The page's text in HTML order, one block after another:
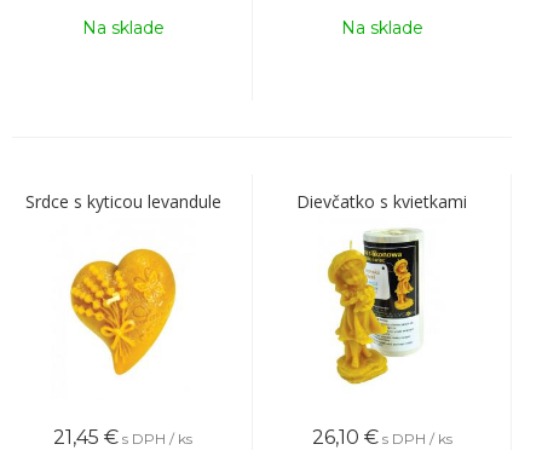
Na sklade Na sklade
Srdce s kyticou levandule
21,45 € s DPH / ks
Dievčatko s kvietkami
26,10 € s DPH / ks